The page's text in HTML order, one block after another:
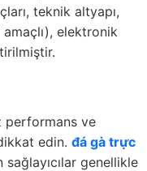
teknik altyapı,
elektronik
performans ve
edin. đá gà trực
genellikle